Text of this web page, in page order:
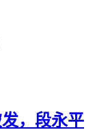
，段永平